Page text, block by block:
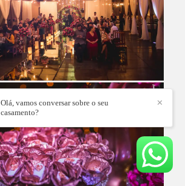
✕
Olá, vamos conversar sobre o seu
casamento?